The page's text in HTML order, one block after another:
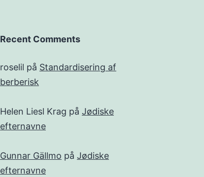
Recent Comments
roselil på Standardisering af
berberisk
Helen Liesl Krag på Jødiske
efternavne
Gunnar Gällmo på Jødiske
efternavne